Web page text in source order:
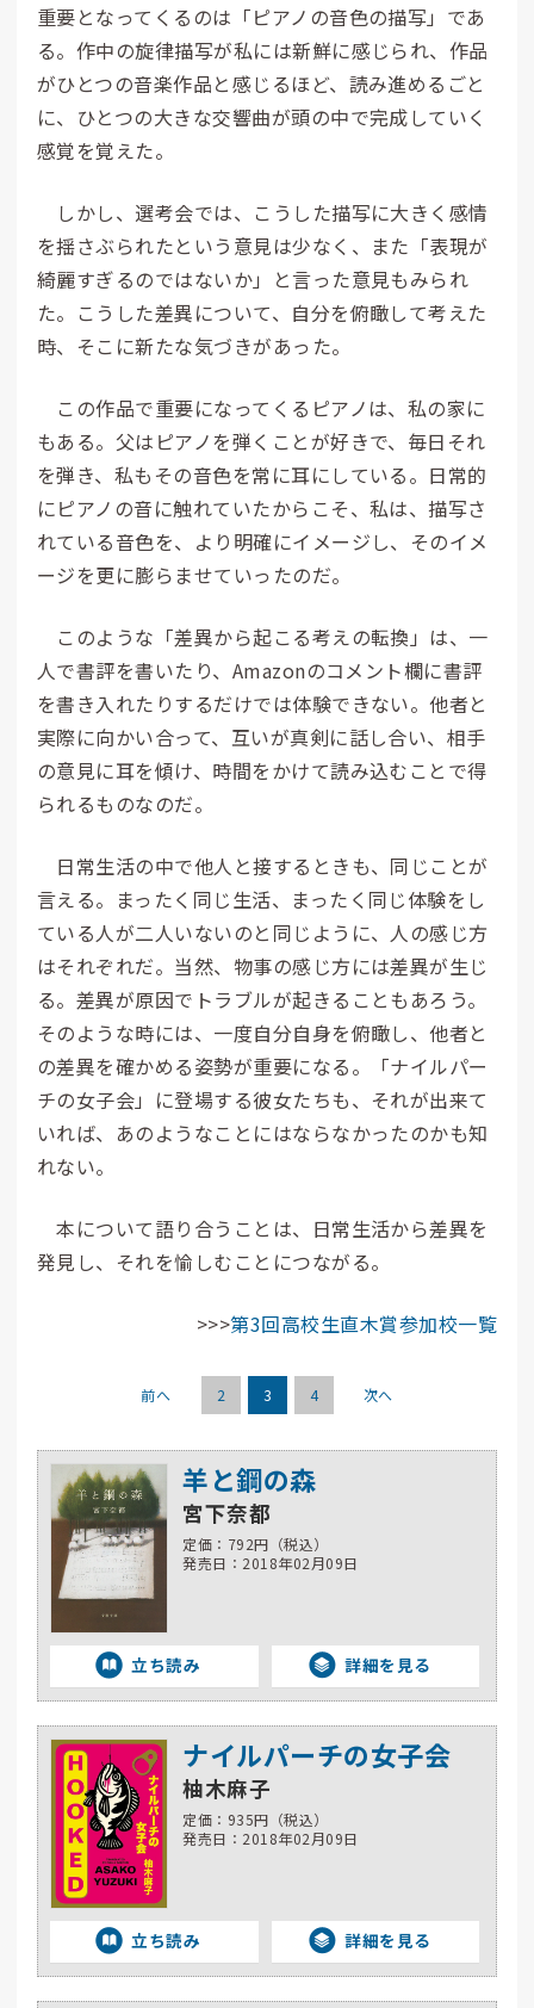
重要となってくるのは「ピアノの音色の描写」であ
る。作中の旋律描写が私には新鮮に感じられ、作品
がひとつの音楽作品と感じるほど、読み進めるごと
に、ひとつの大きな交響曲が頭の中で完成していく
感覚を覚えた。
しかし、選考会では、こうした描写に大きく感情
を揺さぶられたという意見は少なく、また「表現が
綺麗すぎるのではないか」と言った意見もみられ
た。こうした差異について、自分を俯瞰して考えた
時、そこに新たな気づきがあった。
この作品で重要になってくるピアノは、私の家に
もある。父はピアノを弾くことが好きで、毎日それ
を弾き、私もその音色を常に耳にしている。日常的
にピアノの音に触れていたからこそ、私は、描写さ
れている音色を、より明確にイメージし、そのイメ
ージを更に膨らませていったのだ。
このような「差異から起こる考えの転換」は、一
人で書評を書いたり、Amazonのコメント欄に書評
を書き入れたりするだけでは体験できない。他者と
実際に向かい合って、互いが真剣に話し合い、相手
の意見に耳を傾け、時間をかけて読み込むことで得
られるものなのだ。
日常生活の中で他人と接するときも、同じことが
言える。まったく同じ生活、まったく同じ体験をし
ている人が二人いないのと同じように、人の感じ方
はそれぞれだ。当然、物事の感じ方には差異が生じ
る。差異が原因でトラブルが起きることもあろう。
そのような時には、一度自分自身を俯瞰し、他者と
の差異を確かめる姿勢が重要になる。「ナイルパー
チの女子会」に登場する彼女たちも、それが出来て
いれば、あのようなことにはならなかったのかも知
れない。
本について語り合うことは、日常生活から差異を
発見し、それを愉しむことにつながる。
>>>第3回高校生直木賞参加校一覧
前へ 2 3 4 次へ
羊と鋼の森
宮下奈都
定価：792円（税込）
発売日：2018年02月09日
立ち読み 詳細を見る
ナイルパーチの女子会
柚木麻子
定価：935円（税込）
発売日：2018年02月09日
立ち読み 詳細を見る